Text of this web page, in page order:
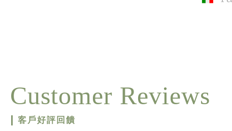
Customer Reviews
客戶好評回饋